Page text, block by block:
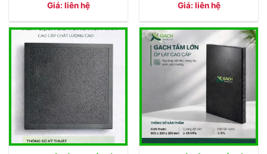
Giá: liên hệ Giá: liên hệ